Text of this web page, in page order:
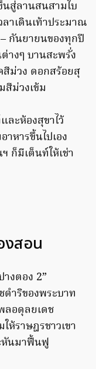
สู่ลานสนสามใบ
ลาเดินเท้าประมาณ
กันยายนของทุกปี
างๆ บานสะพรั่ง
ม่วง ดอกสร้อยสุ
ม่วงเข้ม
ะห้องสุขาไว้
หารขึ้นไปเอง
ก็มีเต็นท์ให้เช่า
งสอน
างตอง 2”
ดำริของพระบาท
ลอดุลยเดช
ห้ราษฎรชาวเขา
นมาฟื้นฟู